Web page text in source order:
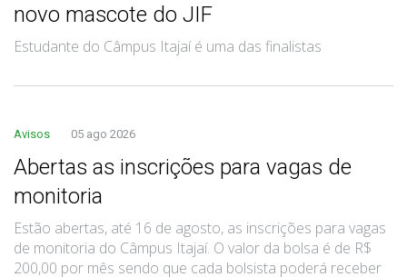
novo mascote do JIF
Estudante do Câmpus Itajaí é uma das finalistas
Avisos 05 ago 2026
Abertas as inscrições para vagas de
monitoria
Estão abertas, até 16 de agosto, as inscrições para vagas
de monitoria do Câmpus Itajaí. O valor da bolsa é de R$
200,00 por mês sendo que cada bolsista poderá receber